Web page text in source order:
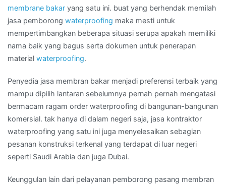
membrane bakar yang satu ini. buat yang berhendak memilah
jasa pemborong waterproofing maka mesti untuk
mempertimbangkan beberapa situasi serupa apakah memiliki
nama baik yang bagus serta dokumen untuk penerapan
material waterproofing.
Penyedia jasa membran bakar menjadi preferensi terbaik yang
mampu dipilih lantaran sebelumnya pernah pernah mengatasi
bermacam ragam order waterproofing di bangunan-bangunan
komersial. tak hanya di dalam negeri saja, jasa kontraktor
waterproofing yang satu ini juga menyelesaikan sebagian
pesanan konstruksi terkenal yang terdapat di luar negeri
seperti Saudi Arabia dan juga Dubai.
Keunggulan lain dari pelayanan pemborong pasang membran